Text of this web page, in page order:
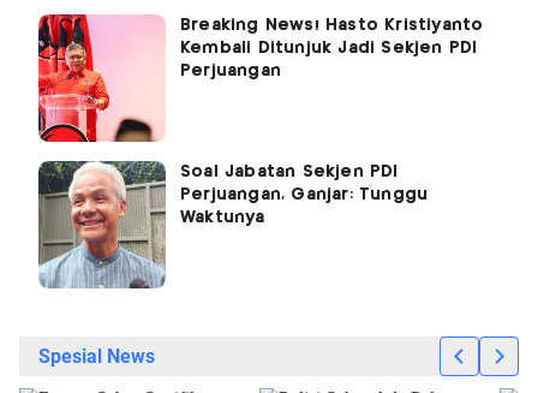
Breaking News! Hasto Kristiyanto
Kembali Ditunjuk Jadi Sekjen PDI
Perjuangan
Soal Jabatan Sekjen PDI
Perjuangan, Ganjar: Tunggu
Waktunya